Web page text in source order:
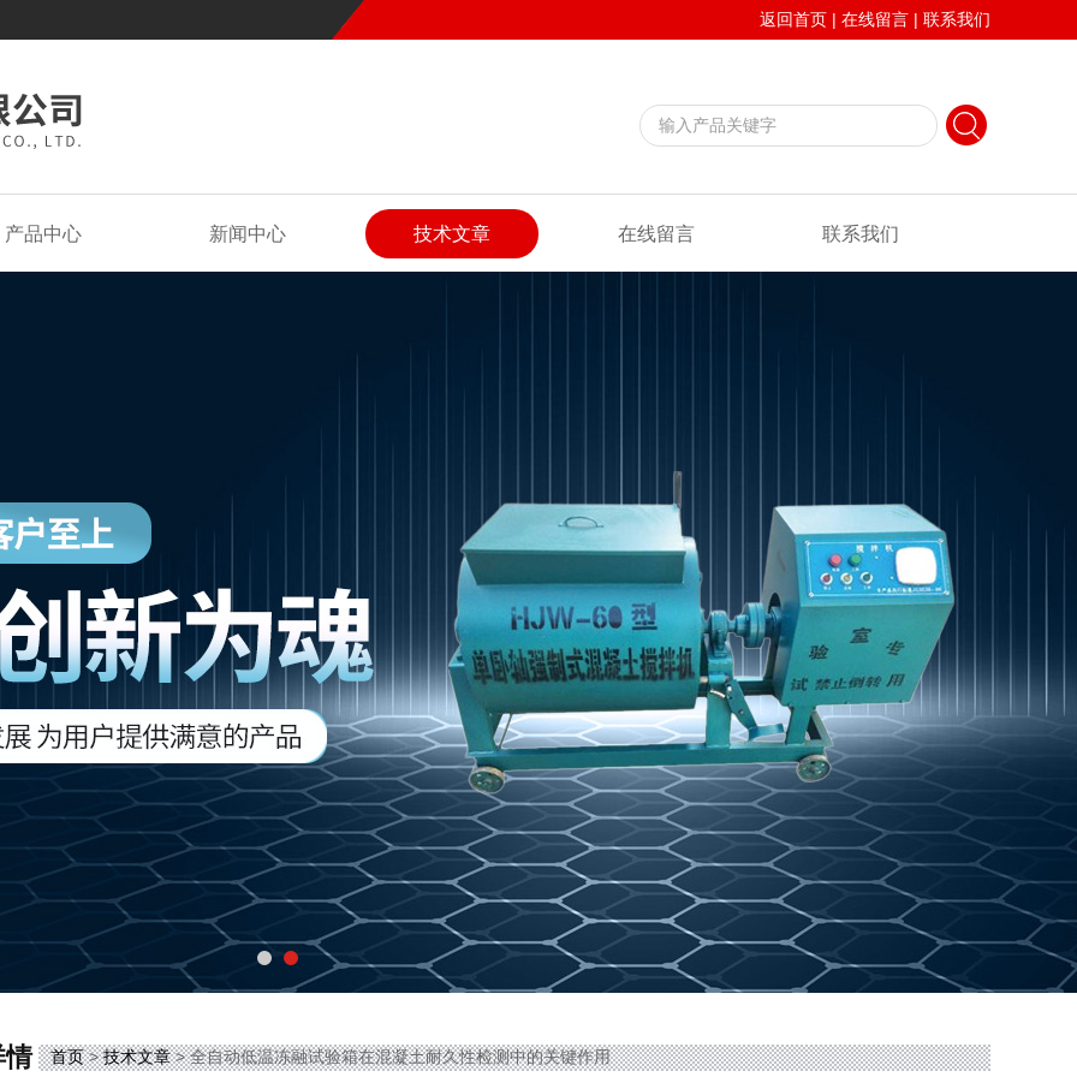
返回首页 | 在线留言 | 联系我们
产品中心 新闻中心 技术文章 在线留言 联系我们
情 首页>技术文章> 全自动低温冻融试验箱在混凝土耐久性检测中的关键作用